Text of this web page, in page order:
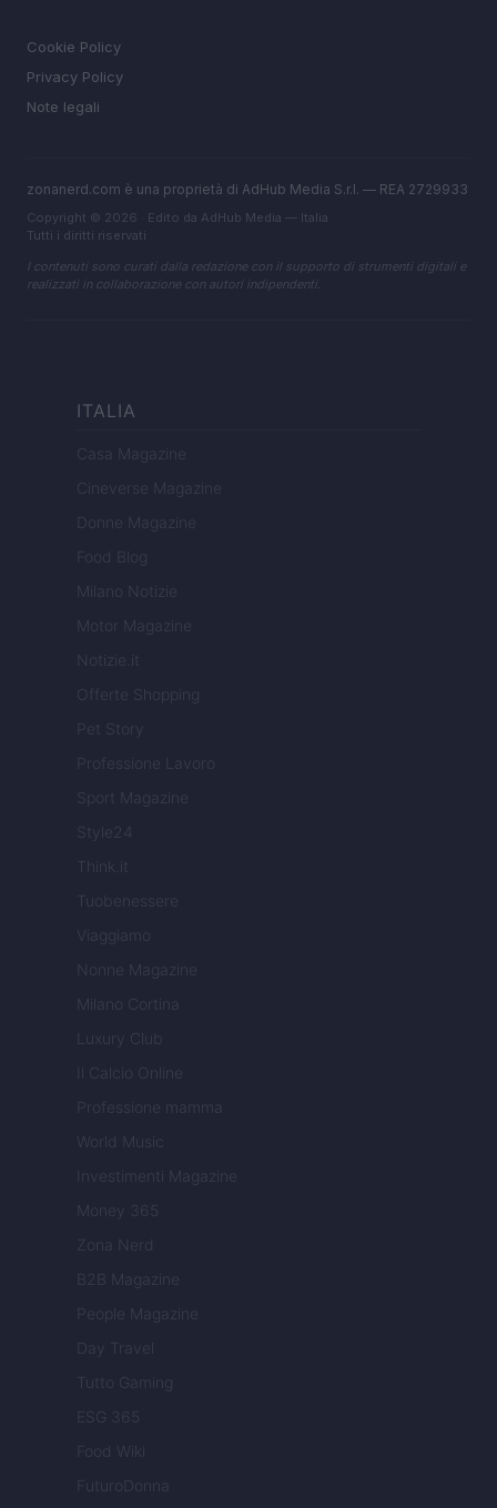
Cookie Policy
Privacy Policy
Note legali
zonanerd.com è una proprietà di AdHub Media S.r.l. — REA 2729933
Copyright © 2026 · Edito da AdHub Media — Italia
Tutti i diritti riservati
I contenuti sono curati dalla redazione con il supporto di strumenti digitali e
realizzati in collaborazione con autori indipendenti.
ITALIA
Casa Magazine
Cineverse Magazine
Donne Magazine
Food Blog
Milano Notizie
Motor Magazine
Notizie.it
Offerte Shopping
Pet Story
Professione Lavoro
Sport Magazine
Style24
Think.it
Tuobenessere
Viaggiamo
Nonne Magazine
Milano Cortina
Luxury Club
Il Calcio Online
Professione mamma
World Music
Investimenti Magazine
Money 365
Zona Nerd
B2B Magazine
People Magazine
Day Travel
Tutto Gaming
ESG 365
Food Wiki
FuturoDonna